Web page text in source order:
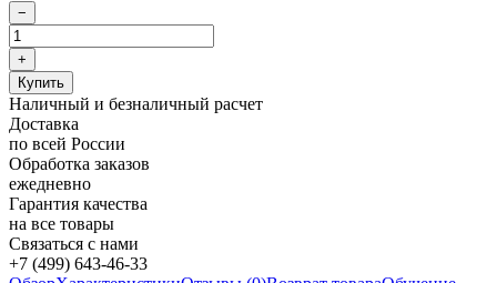
Наличный и безналичный расчет
Доставка
по всей России
Обработка заказов
ежедневно
Гарантия качества
на все товары
Связаться с нами
+7 (499) 643-46-33